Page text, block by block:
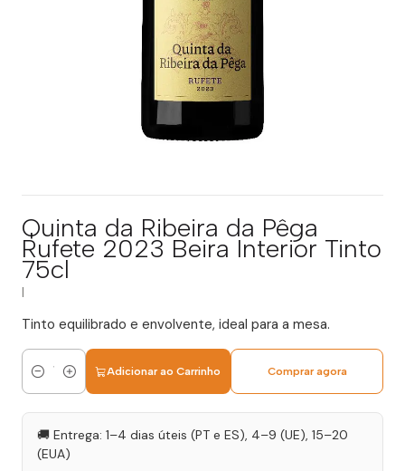
Quinta da Ribeira da Pêga
Rufete 2023 Beira Interior Tinto
75cl
Tinto equilibrado e envolvente, ideal para a mesa.
Quantidade
Adicionar ao Carrinho Comprar agora
🚚 Entrega: 1–4 dias úteis (PT e ES), 4–9 (UE), 15–20
(EUA)